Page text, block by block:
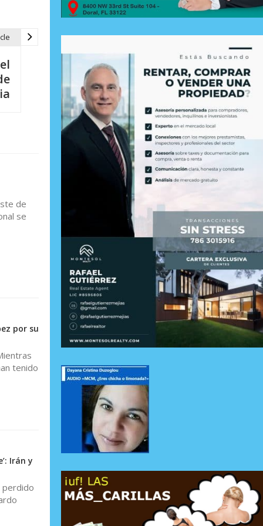
de
se
por su
tenido
Irán y
perdido